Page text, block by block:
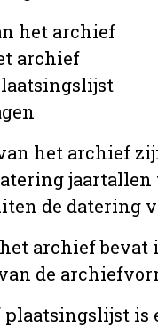
het archief
archief
het archief
de datering
archief
de
is